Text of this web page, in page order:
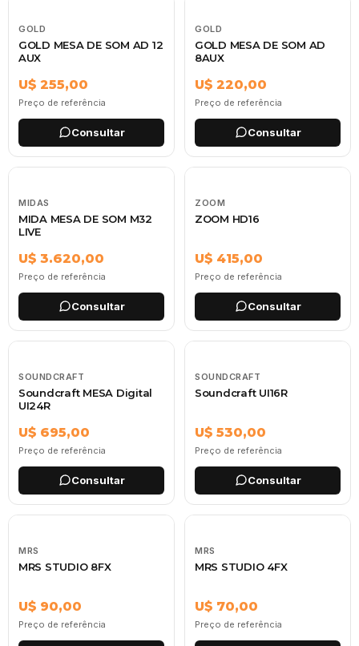
GOLD
GOLD MESA DE SOM AD 12
AUX
U$ 255,00
Preço de referência
Consultar
GOLD
GOLD MESA DE SOM AD
8AUX
U$ 220,00
Preço de referência
Consultar
MIDAS
MIDA MESA DE SOM M32
LIVE
U$ 3.620,00
Preço de referência
Consultar
ZOOM
ZOOM HD16
U$ 415,00
Preço de referência
Consultar
SOUNDCRAFT
Soundcraft MESA Digital
UI24R
U$ 695,00
Preço de referência
Consultar
SOUNDCRAFT
Soundcraft UI16R
U$ 530,00
Preço de referência
Consultar
MRS
MRS STUDIO 8FX
U$ 90,00
Preço de referência
MRS
MRS STUDIO 4FX
U$ 70,00
Preço de referência